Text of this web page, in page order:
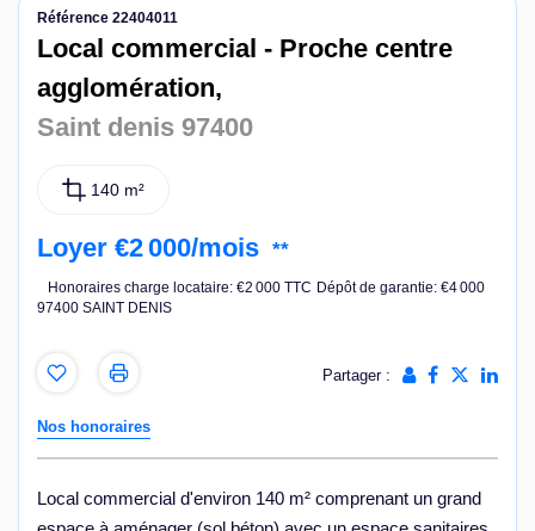
Référence 22404011
Local commercial - Proche centre
agglomération,
Saint denis 97400
140 m²
Loyer €2 000/mois **
Honoraires charge locataire: €2 000 TTC Dépôt de garantie: €4 000
97400 SAINT DENIS
Partager :
Nos honoraires
Local commercial d'environ 140 m² comprenant un grand